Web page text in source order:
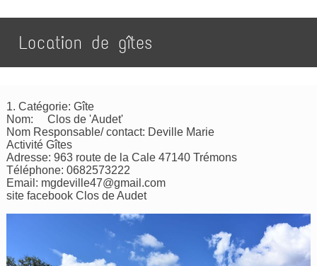
Location de gîtes
1. Catégorie: Gîte
Nom: Clos de 'Audet'
Nom Responsable/ contact: Deville Marie
Activité Gîtes
Adresse: 963 route de la Cale 47140 Trémons
Téléphone: 0682573222
Email: mgdeville47@gmail.com
site facebook Clos de Audet